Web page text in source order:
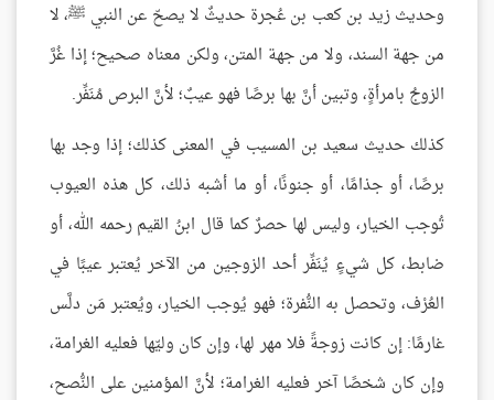
وحديث زيد بن كعب بن عُجرة حديثٌ لا يصحّ عن النبي ﷺ، لا
من جهة السند، ولا من جهة المتن، ولكن معناه صحيح؛ إذا غُرَّ
الزوجُ بامرأةٍ، وتبين أنَّ بها برصًا فهو عيبٌ؛ لأنَّ البرص مُنَفِّر.
كذلك حديث سعيد بن المسيب في المعنى كذلك؛ إذا وجد بها
برصًا، أو جذامًا، أو جنونًا، أو ما أشبه ذلك، كل هذه العيوب
تُوجب الخيار، وليس لها حصرٌ كما قال ابنُ القيم رحمه الله، أو
ضابط، كل شيءٍ يُنَفِّر أحد الزوجين من الآخر يُعتبر عيبًا في
العُرْف، وتحصل به النُّفرة؛ فهو يُوجب الخيار، ويُعتبر مَن دلَّس
غارمًا: إن كانت زوجةً فلا مهر لها، وإن كان وليّها فعليه الغرامة،
وإن كان شخصًا آخر فعليه الغرامة؛ لأنَّ المؤمنين على النُّصح،